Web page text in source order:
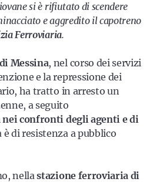
si è rifiutato di scendere
e aggredito il capotreno
Ferroviaria.
Messina, nel corso dei servizi
e la repressione dei
ha tratto in arresto un
a seguito
nei confronti degli agenti e di
è di resistenza a pubblico
nellastazione ferroviaria di